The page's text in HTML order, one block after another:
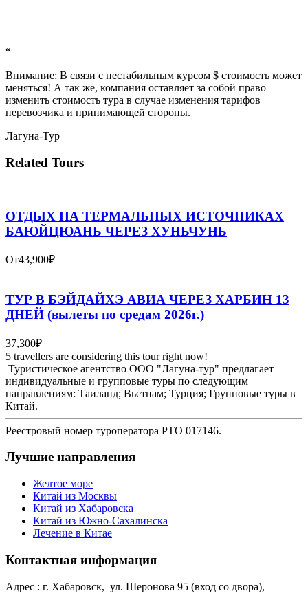
“
Внимание: В связи с нестабильным курсом $ стоимость может
меняться! А так же, компания оставляет за собой право
изменить стоимость тура в случае изменения тарифов
перевозчика и принимающей стороны.
Лагуна-Тур
Related Tours
ОТДЫХ НА ТЕРМАЛЬНЫХ ИСТОЧНИКАХ
БАЮЙЦЮАНЬ ЧЕРЕЗ ХУНЬЧУНЬ
От43,900₽
ТУР В БЭЙДАЙХЭ АВИА ЧЕРЕЗ ХАРБИН 13
ДНЕЙ (вылеты по средам 2026г.)
37,300₽
5 travellers are considering this tour right now!
Туристическое агентство ООО "Лагуна-тур" предлагает
индивидуальные и групповые туры по следующим
направлениям: Таиланд; Вьетнам; Турция; Групповые туры в
Китай.
Реестровый номер туроператора РТО 017146.
Лучшие направления
Желтое море
Китай из Москвы
Китай из Хабаровска
Китай из Южно-Сахалинска
Лечение в Китае
Контактная информация
Адрес : г. Хабаровск, ул. Шеронова 95 (вход со двора),